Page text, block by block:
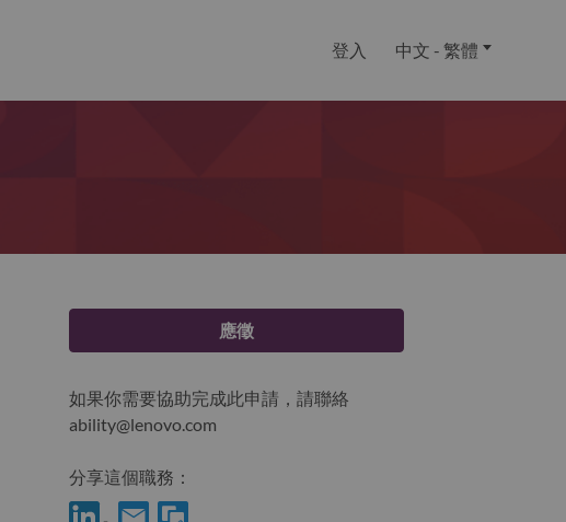
登入 中文 - 繁體
應徵
如果你需要協助完成此申請，請聯絡
ability@lenovo.com
分享這個職務：